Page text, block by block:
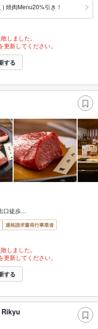
焼肉Menu20%引き！
しました。
新してください。
する
口徒歩…
適格請求書発行事業者
しました。
新してください。
する
Rikyu